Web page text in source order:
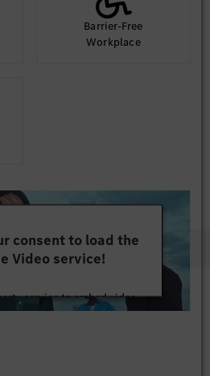
Barrier-Free
Workplace
consent to load the
Video service!
service to embed video
data about your activity.